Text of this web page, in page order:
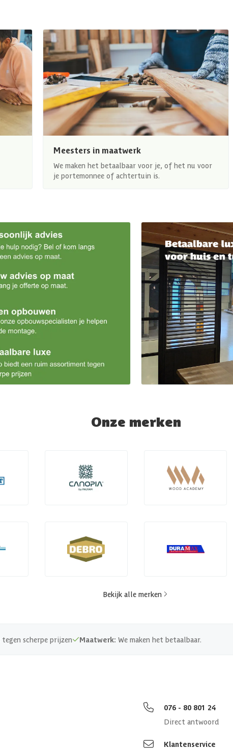
Meesters in maatwerk
We maken het betaalbaar voor je, of het nu voor
je portemonnee of achtertuin is.
Onze merken
Bekijk alle merken
tegen scherpe prijzen Maatwerk: We maken het betaalbaar.
076 - 80 801 24
Direct antwoord
Klantenservice